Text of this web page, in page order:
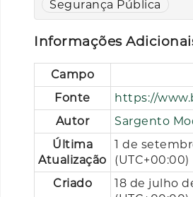
Segurança Pública
Informações
Campo
Fonte
https://
Autor
Sargento
Última
Atualização
1 de
(UTC+00:00)
Criado
18 de julho